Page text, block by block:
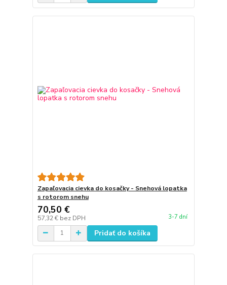
Zapaľovacia cievka do kosačky - Snehová lopatka
s rotorom snehu
70,50 €
57,32 € bez DPH 3-7 dní
Pridať do košíka